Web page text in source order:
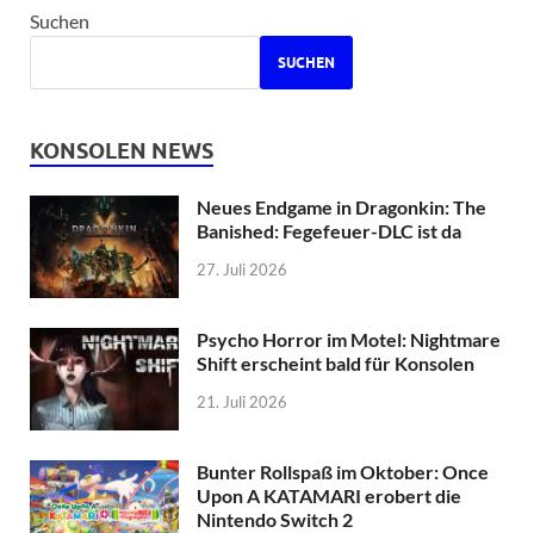
Suchen
SUCHEN
KONSOLEN NEWS
Neues Endgame in Dragonkin: The
Banished: Fegefeuer-DLC ist da
27. Juli 2026
Psycho Horror im Motel: Nightmare
Shift erscheint bald für Konsolen
21. Juli 2026
Bunter Rollspaß im Oktober: Once
Upon A KATAMARI erobert die
Nintendo Switch 2